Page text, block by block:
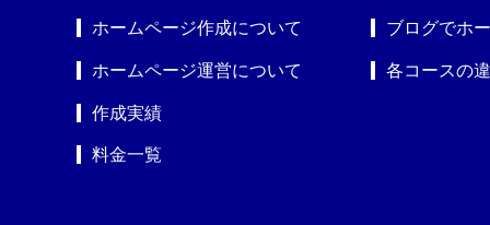
ホームページ作成について
ホームページ運営について
作成実績
料金一覧
ブログでホ
各コースの